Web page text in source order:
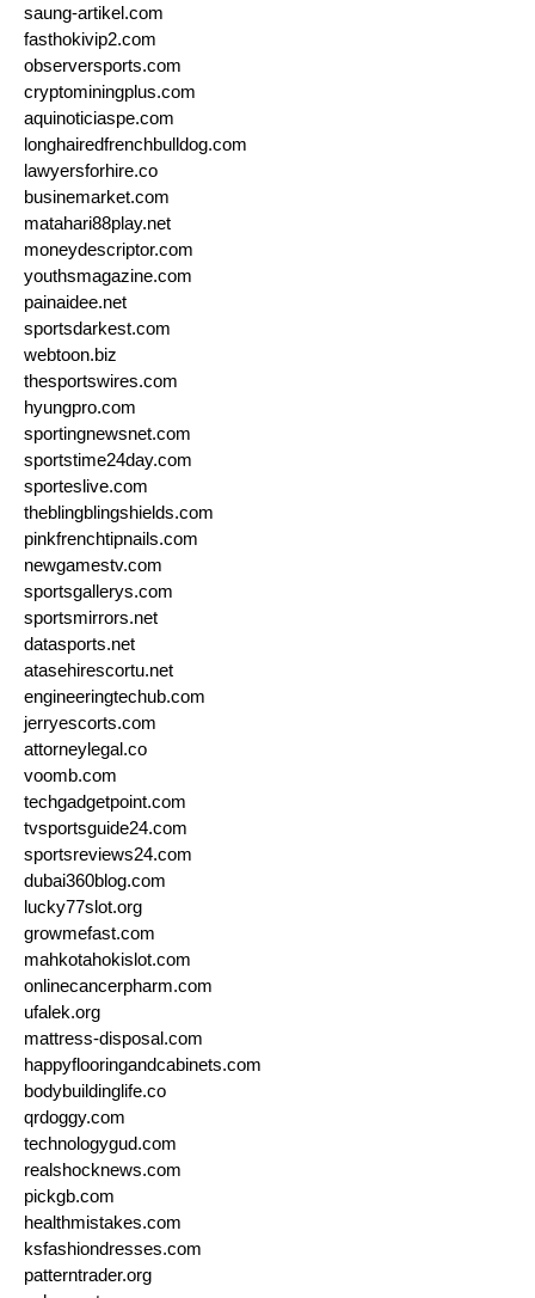
saung-artikel.com
fasthokivip2.com
observersports.com
cryptominingplus.com
aquinoticiaspe.com
longhairedfrenchbulldog.com
lawyersforhire.co
businemarket.com
matahari88play.net
moneydescriptor.com
youthsmagazine.com
painaidee.net
sportsdarkest.com
webtoon.biz
thesportswires.com
hyungpro.com
sportingnewsnet.com
sportstime24day.com
sporteslive.com
theblingblingshields.com
pinkfrenchtipnails.com
newgamestv.com
sportsgallerys.com
sportsmirrors.net
datasports.net
atasehirescortu.net
engineeringtechub.com
jerryescorts.com
attorneylegal.co
voomb.com
techgadgetpoint.com
tvsportsguide24.com
sportsreviews24.com
dubai360blog.com
lucky77slot.org
growmefast.com
mahkotahokislot.com
onlinecancerpharm.com
ufalek.org
mattress-disposal.com
happyflooringandcabinets.com
bodybuildinglife.co
qrdoggy.com
technologygud.com
realshocknews.com
pickgb.com
healthmistakes.com
ksfashiondresses.com
patterntrader.org